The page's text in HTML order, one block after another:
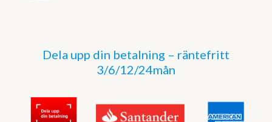
Dela upp din betalning – räntefritt
3/6/12/24mån